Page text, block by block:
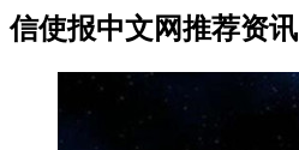
信使报中文网推荐资讯